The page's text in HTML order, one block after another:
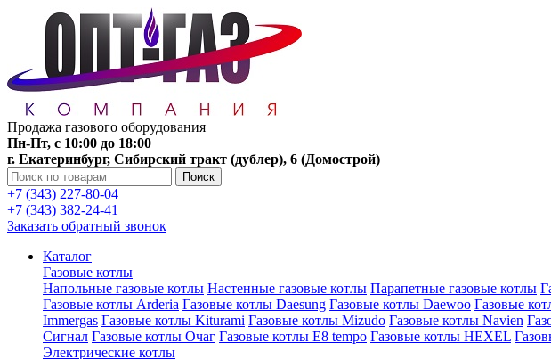
Продажа газового оборудования
Пн-Пт, с 10:00 до 18:00
г. Екатеринбург, Сибирский тракт (дублер), 6 (Домострой)
Поиск
+7 (343) 227-80-04
+7 (343) 382-24-41
Заказать обратный звонок
Каталог
Газовые котлы
Напольные газовые котлы Настенные газовые котлы Парапетные газовые котлы
Газовые котлы Arderia Газовые котлы Daesung Газовые котлы Daewoo Газовые
Immergas Газовые котлы Kiturami Газовые котлы Mizudo Газовые котлы Navien
Сигнал Газовые котлы Очаг Газовые котлы E8 tempo Газовые котлы HEXEL
Электрические котлы